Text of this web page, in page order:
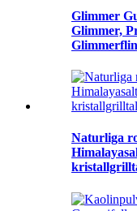
Glimmer
Glimmer,
Naturliga